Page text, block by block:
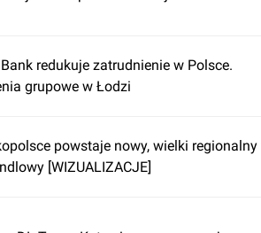
redukuje zatrudnienie w Polsce.
grupowe w Łodzi
powstaje nowy, wielki regionalny
[WIZUALIZACJE]